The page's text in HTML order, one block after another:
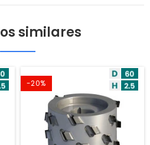
similares
-20%